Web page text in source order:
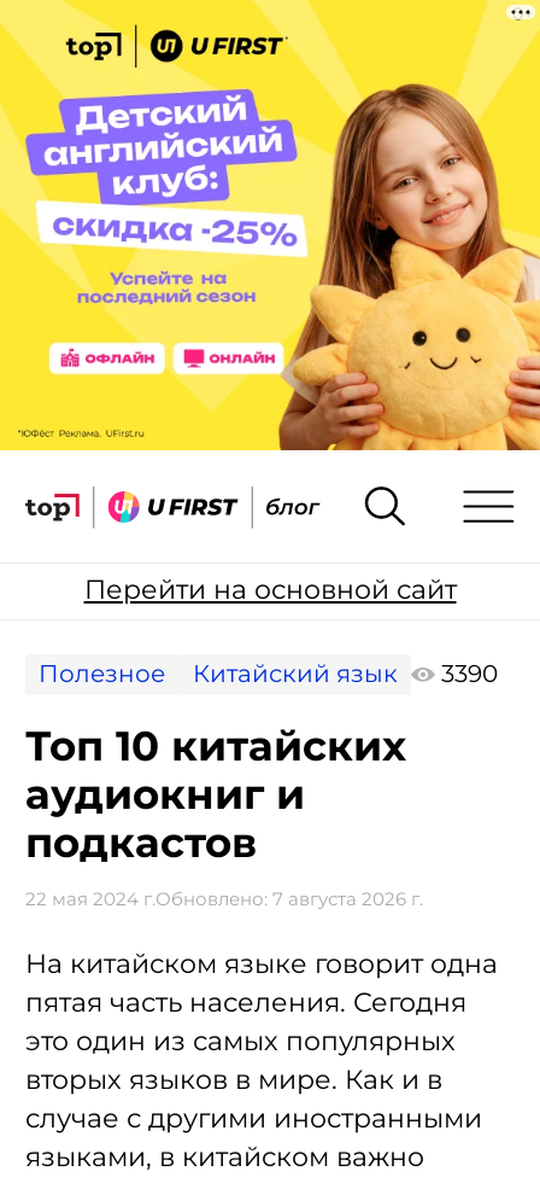
Перейти на основной сайт
Полезное Китайский язык 3390
Топ 10 китайских
аудиокниг и
подкастов
22 мая 2024 г.Обновлено: 7 августа 2026 г.
На китайском языке говорит одна
пятая часть населения. Сегодня
это один из самых популярных
вторых языков в мире. Как и в
случае с другими иностранными
языками, в китайском важно